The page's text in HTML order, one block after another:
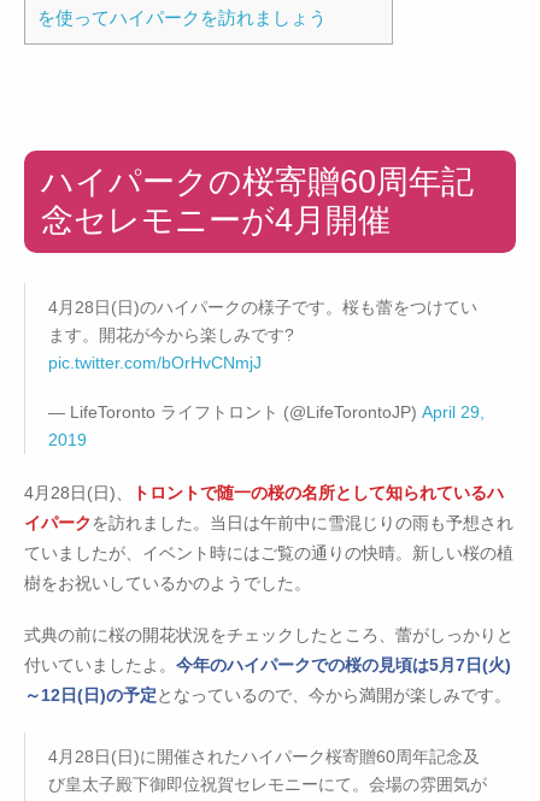
を使ってハイパークを訪れましょう
ハイパークの桜寄贈60周年記
念セレモニーが4月開催
4月28日(日)のハイパークの様子です。桜も蕾をつけてい
ます。開花が今から楽しみです?
pic.twitter.com/bOrHvCNmjJ
— LifeToronto ライフトロント (@LifeTorontoJP) April 29,
2019
4月28日(日)、
トロントで随一の桜の名所として知られているハ
イパークを訪れました。当日は午前中に雪混じりの雨も予想され
ていましたが、イベント時にはご覧の通りの快晴。新しい桜の植
樹をお祝いしているかのようでした。
式典の前に桜の開花状況をチェックしたところ、蕾がしっかりと
付いていましたよ。 今年のハイパークでの桜の見頃は5月7日(火)
～12日(日)の予定となっているので、今から満開が楽しみです。
4月28日(日)に開催されたハイパーク桜寄贈60周年記念及
び皇太子殿下御即位祝賀セレモニーにて。会場の雰囲気が